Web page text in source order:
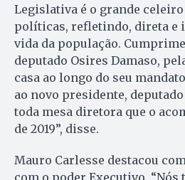
Legislativa é o grande celeiro
políticas, refletindo, direta e
vida da população.
deputado Osires Damaso,
casa ao longo do seu
ao novo presidente,
toda mesa diretora que o
de 2019”, disse.
Mauro Carlesse destacou
com o poder Executivo. “Nós